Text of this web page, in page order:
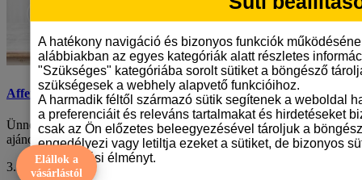
Affenpinscher mintás karácsonyi bögre
Ünnepek közeledtével mindannyian különleges és személyre szabott
ajándékok után kutatunk. Mi lenne j..
3.290 FtÁFA nélkül: 2.591 Ft
Elállok a
vásárlástól
A hatékony navigáció és bizonyos funkciók
alábbiakban az egyes kategóriák alatt részletes
"Szükséges" kategóriába sorolt sütiket a böngésző
szükségesek a webhely alapvető funkcióihoz.
A harmadik féltől származó sütik segítenek a weboldal
a preferenciáit és releváns tartalmakat és hirdetéseket
csak az Ön előzetes beleegyezésével tároljuk a
engedélyezi vagy letiltja ezeket a sütiket, de bizonyos
böngészési élményt.